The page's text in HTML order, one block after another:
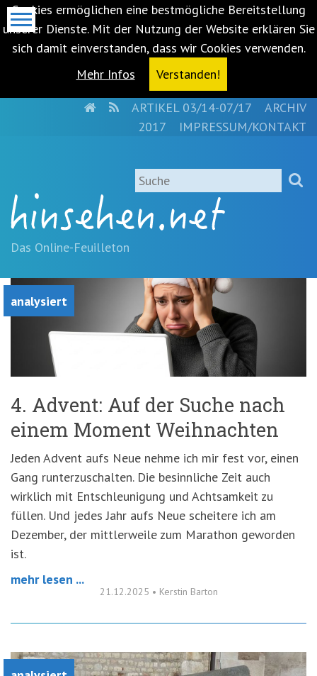
Cookies ermöglichen eine bestmögliche Bereitstellung
unserer Dienste. Mit der Nutzung der Website erklären Sie
sich damit einverstanden, dass wir Cookies verwenden.
Mehr Infos
Verstanden!
springen
(Accesskey
'1')Zur
springen
(Accesskey
'3')Zur
(Accesskey
'2')
HOMERSSARTIKEL 03/14-07/17
ARCHIV
2017
IMPRESSUM/KONTAKT
Suche
Das Online-Feuilleton
analysiert
4. Advent: Auf der Suche nach
einem Moment Weihnachten
Jeden Advent aufs Neue nehme ich mir fest vor, einen
Gang runterzuschalten. Die besinnliche Zeit auch
wirklich mit Entschleunigung und Achtsamkeit zu
füllen. Und jedes Jahr aufs Neue scheitere ich am
Dezember, der mittlerweile zum Marathon geworden
ist.
mehr lesen ...
21.12.2025 • Kerstin Barton